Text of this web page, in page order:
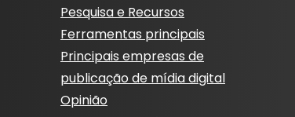
Pesquisa e Recursos
Ferramentas principais
Principais empresas de
publicação de mídia digital
Opinião